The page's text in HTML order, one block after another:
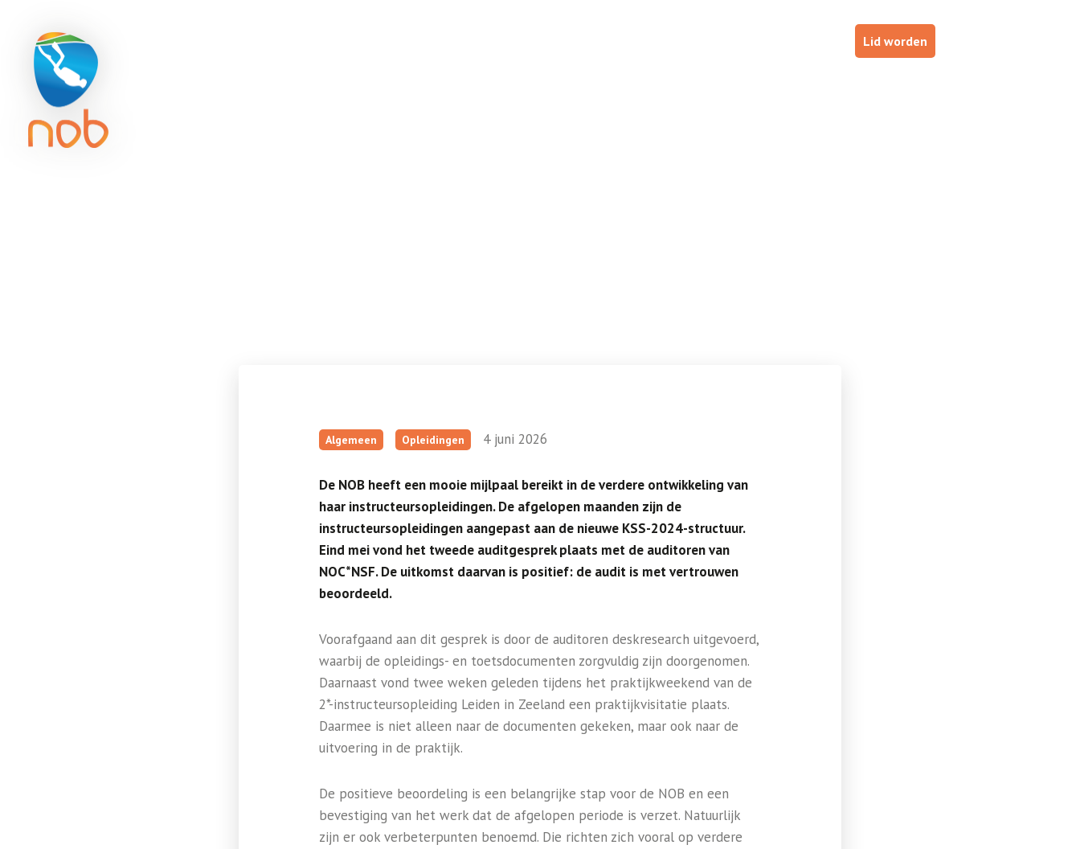
Lid worden
Algemeen Opleidingen 4 juni 2026
De NOB heeft een mooie mijlpaal bereikt in de verdere ontwikkeling van
haar instructeursopleidingen. De afgelopen maanden zijn de
instructeursopleidingen aangepast aan de nieuwe KSS-2024-structuur.
Eind mei vond het tweede auditgesprek plaats met de auditoren van
NOC*NSF. De uitkomst daarvan is positief: de audit is met vertrouwen
beoordeeld.
Voorafgaand aan dit gesprek is door de auditoren deskresearch uitgevoerd,
waarbij de opleidings- en toetsdocumenten zorgvuldig zijn doorgenomen.
Daarnaast vond twee weken geleden tijdens het praktijkweekend van de
2*-instructeursopleiding Leiden in Zeeland een praktijkvisitatie plaats.
Daarmee is niet alleen naar de documenten gekeken, maar ook naar de
uitvoering in de praktijk.
De positieve beoordeling is een belangrijke stap voor de NOB en een
bevestiging van het werk dat de afgelopen periode is verzet. Natuurlijk
zijn er ook verbeterpunten benoemd. Die richten zich vooral op verdere